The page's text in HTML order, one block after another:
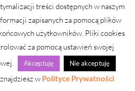
treści dostępnych w naszym
zapisanych za pomocą plików
użytkowników. Pliki cookies
za pomocą ustawień swojej
Akceptuję Nie akceptuję
w Polityce Prywatności